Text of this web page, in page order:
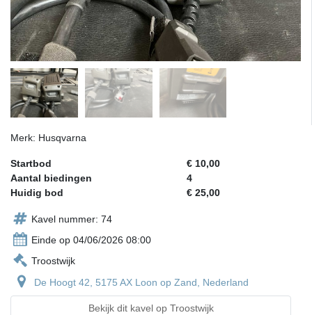
Merk: Husqvarna
Startbod
€ 10,00
Aantal biedingen
4
Huidig bod
€ 25,00
Kavel nummer: 74
Einde op 04/06/2026 08:00
Troostwijk
De Hoogt 42, 5175 AX Loon op Zand, Nederland
Bekijk dit kavel op Troostwijk